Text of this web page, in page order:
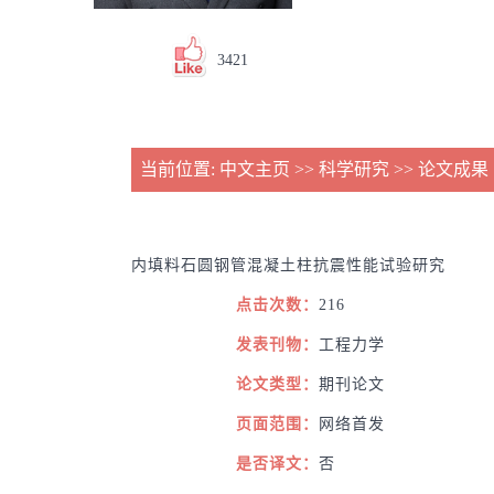
3421
当前位置: 中文主页 >> 科学研究 >> 论文成果
内填料石圆钢管混凝土柱抗震性能试验研究
点击次数： 216
发表刊物： 工程力学
论文类型： 期刊论文
页面范围： 网络首发
是否译文： 否